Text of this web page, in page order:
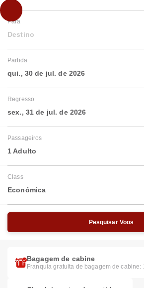
Para
Destino
Partida
qui., 30 de jul. de 2026
Regresso
sex., 31 de jul. de 2026
Passageiros
1 Adulto
Class
Económica
Pesquisar Voos
Bagagem de cabine
Franquia gratuita de bagagem de cabine: